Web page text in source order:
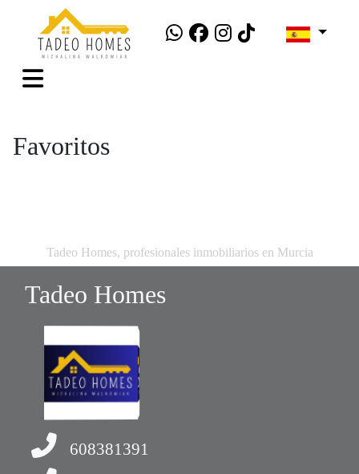
Favoritos
Tadeo Homes, profesionales inmobiliarios en Murcia
Tadeo Homes
608381391